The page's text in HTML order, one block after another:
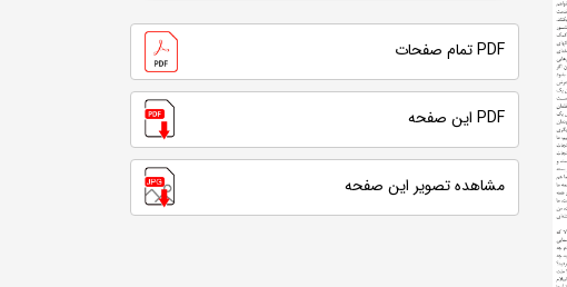
PDF تمام صفحات
PDF این صفحه
مشاهده تصویر این صفحه